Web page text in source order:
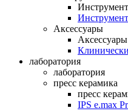
Аксессуары
Аксессуары
лаборатория
лаборатория
пресс керамика
пресс
IPS e.max